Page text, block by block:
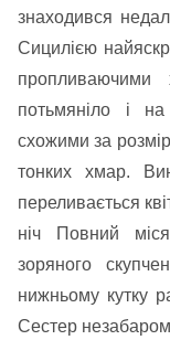
знаходився
Сицилією
пропливаючими
потьмяніло і
схожими за
тонких хмар.
переливається
ніч Повний
зоряного
нижньому кутку
Сестер